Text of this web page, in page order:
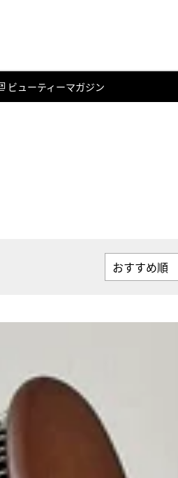
ビューティーマガジン